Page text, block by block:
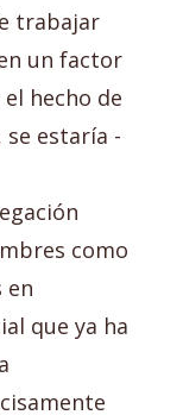
trabajar
un factor
hecho de
se estaría -
como
en
que ya ha